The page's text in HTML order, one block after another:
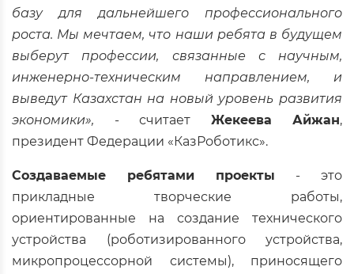
базу для дальнейшего профессионального
роста. Мы мечтаем, что наши ребята в будущем
выберут профессии, связанные с научным,
инженерно-техническим направлением, и
выведут Казахстан на новый уровень развития
экономики», - считает Жекеева Айжан,
президент Федерации «КазРоботикс».
Создаваемые ребятами проекты - это
прикладные творческие работы,
ориентированные на создание технического
устройства (роботизированного устройства,
микропроцессорной системы), приносящего